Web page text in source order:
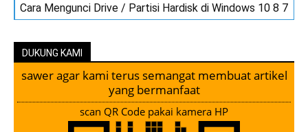
Cara Mengunci Drive / Partisi Hardisk di Windows 10 8 7
DUKUNG KAMI
sawer agar kami terus semangat membuat artikel
yang bermanfaat
scan QR Code pakai kamera HP